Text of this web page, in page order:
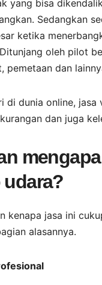
yang bisa
Sedangkan
ketika
oleh pilot
pemetaan dan
di dunia online,
dan juga
kenapa jasa ini
alasannya.